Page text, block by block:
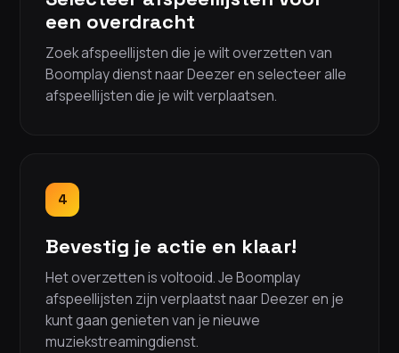
een overdracht
Zoek afspeellijsten die je wilt overzetten van
Boomplay dienst naar Deezer en selecteer alle
afspeellijsten die je wilt verplaatsen.
4
Bevestig je actie en klaar!
Het overzetten is voltooid. Je Boomplay
afspeellijsten zijn verplaatst naar Deezer en je
kunt gaan genieten van je nieuwe
muziekstreamingdienst.